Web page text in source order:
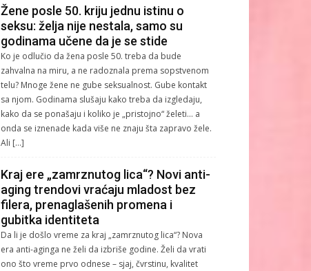
Žene posle 50. kriju jednu istinu o
seksu: želja nije nestala, samo su
godinama učene da je se stide
Ko je odlučio da žena posle 50. treba da bude
zahvalna na miru, a ne radoznala prema sopstvenom
telu? Mnoge žene ne gube seksualnost. Gube kontakt
sa njom. Godinama slušaju kako treba da izgledaju,
kako da se ponašaju i koliko je „pristojno“ želeti… a
onda se iznenade kada više ne znaju šta zapravo žele.
Ali […]
Kraj ere „zamrznutog lica“? Novi anti-
aging trendovi vraćaju mladost bez
filera, prenaglašenih promena i
gubitka identiteta
Da li je došlo vreme za kraj „zamrznutog lica“? Nova
era anti-aginga ne želi da izbriše godine. Želi da vrati
ono što vreme prvo odnese – sjaj, čvrstinu, kvalitet